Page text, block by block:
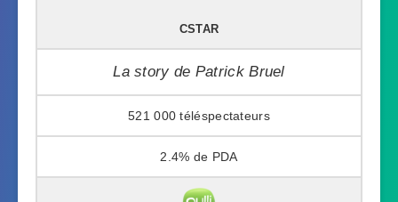
CSTAR
La story de Patrick Bruel
521 000
2.4%